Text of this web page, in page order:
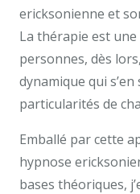
ericksonienne et
La thérapie est
personnes, dès
dynamique qui
particularités de
Emballé par cette
hypnose
bases théoriques,